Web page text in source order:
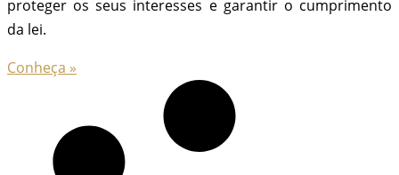
proteger os seus interesses e garantir o cumprimento
da lei.
Conheça »